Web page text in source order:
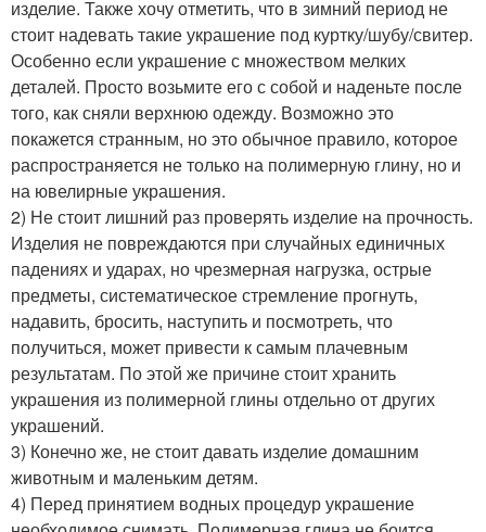
изделие. Также хочу отметить, что в зимний период не
стоит надевать такие украшение под куртку/шубу/свитер.
Особенно если украшение с множеством мелких
деталей. Просто возьмите его с собой и наденьте после
того, как сняли верхнюю одежду. Возможно это
покажется странным, но это обычное правило, которое
распространяется не только на полимерную глину, но и
на ювелирные украшения.
2) Не стоит лишний раз проверять изделие на прочность.
Изделия не повреждаются при случайных единичных
падениях и ударах, но чрезмерная нагрузка, острые
предметы, систематическое стремление прогнуть,
надавить, бросить, наступить и посмотреть, что
получиться, может привести к самым плачевным
результатам. По этой же причине стоит хранить
украшения из полимерной глины отдельно от других
украшений.
3) Конечно же, не стоит давать изделие домашним
животным и маленьким детям.
4) Перед принятием водных процедур украшение